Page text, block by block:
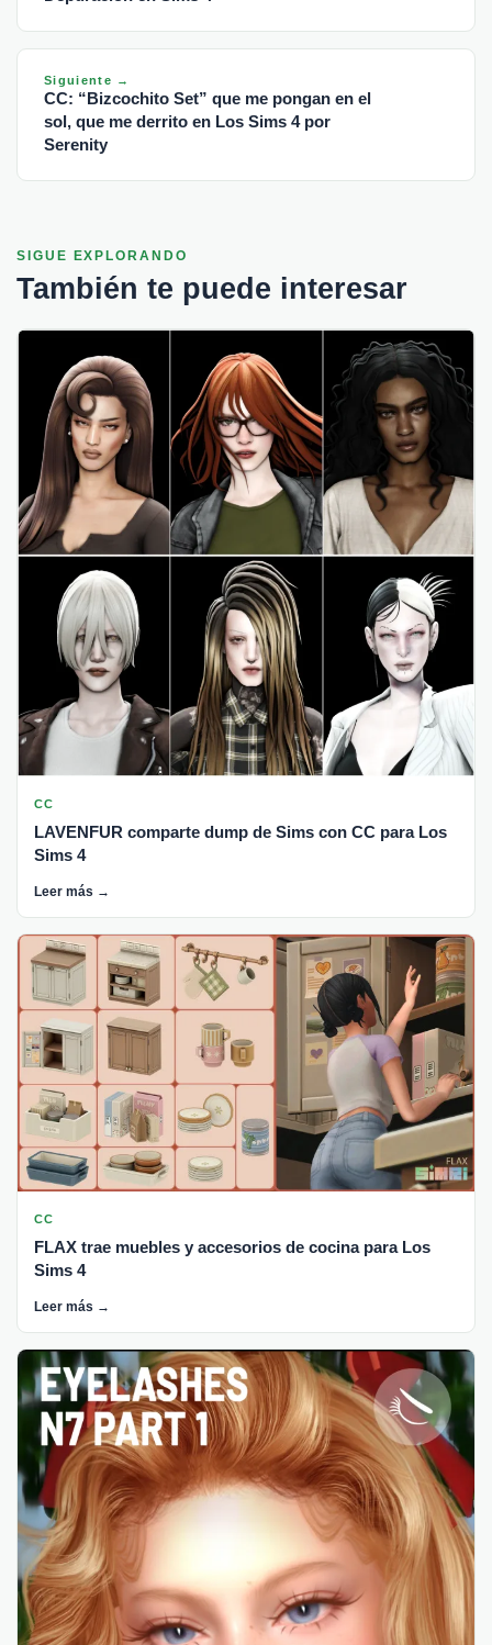
Siguiente →
CC: “Bizcochito Set” que me pongan en el
sol, que me derrito en Los Sims 4 por
Serenity
SIGUE EXPLORANDO
También te puede interesar
CC
LAVENFUR comparte dump de Sims con CC para Los
Sims 4
Leer más →
CC
FLAX trae muebles y accesorios de cocina para Los
Sims 4
Leer más →